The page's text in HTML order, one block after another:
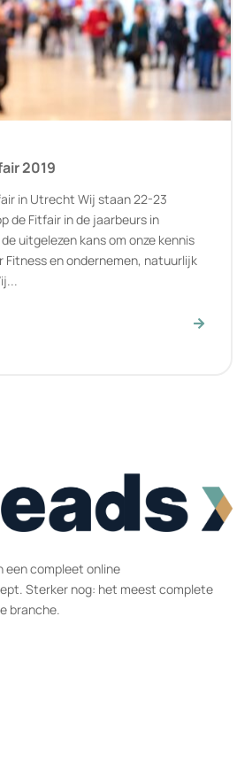
2019
in Utrecht Wij staan 22-23
de Fitfair in de jaarbeurs in
uitgelezen kans om onze kennis
Fitness en ondernemen, natuurlijk
een compleet online
Sterker nog: het meest complete
branche.